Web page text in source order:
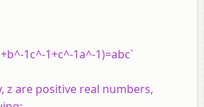
1c^-1+c^-1a^-1)=abc`
z are positive real numbers,